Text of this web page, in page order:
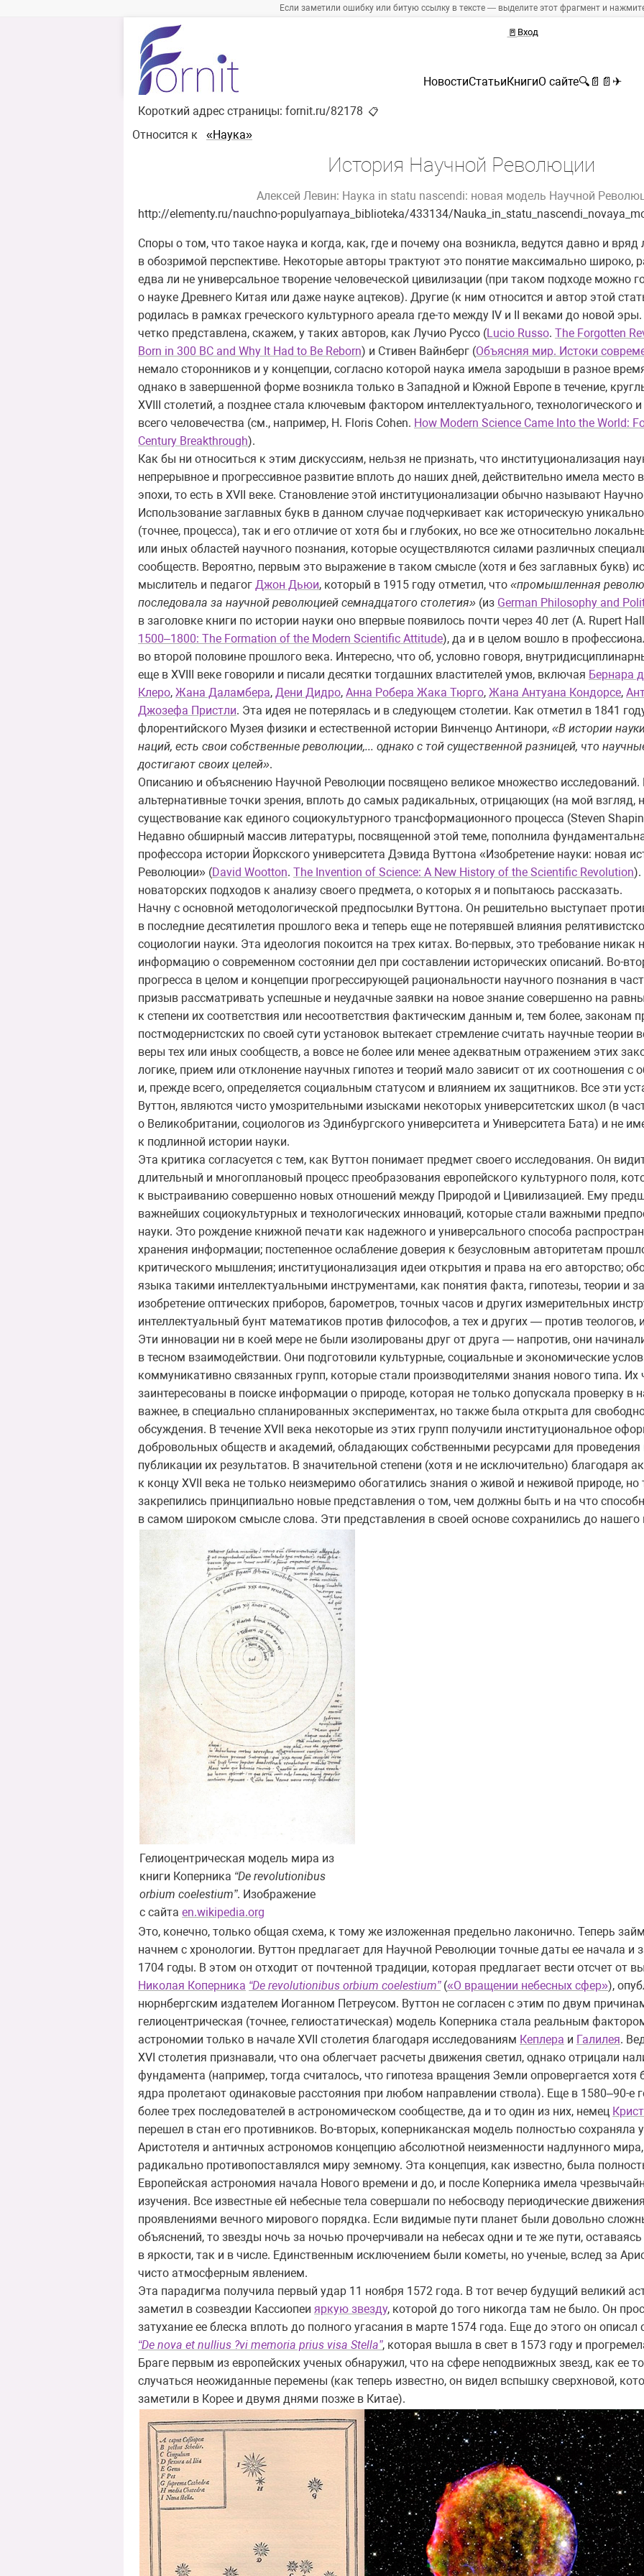
Если заметили ошибку или битую ссылку в тексте — выделите этот фрагмент и
🚪 Вход
НовостиСтатьиКнигиО сайте🔍 📄 📄 ✈
Короткий адрес страницы: fornit.ru/82178 📋
Относится к «Наука»
История Научной Революции
Алексей Левин: Наука in statu nascendi: новая модель Научной
http://elementy.ru/nauchno-populyarnaya_biblioteka/433134/
Споры о том, что такое наука и когда, как, где и почему она возникла, ведутся давно и вряд
в обозримой перспективе. Некоторые авторы трактуют это понятие максимально широко,
едва ли не универсальное творение человеческой цивилизации (при таком подходе можно
о науке Древнего Китая или даже науке ацтеков). Другие (к ним относится и автор этой
родилась в рамках греческого культурного ареала где-то между IV и II веками до новой
четко представлена, скажем, у таких авторов, как Лучио Руссо (Lucio Russo. The Forgotten
Born in 300 BC and Why It Had to Be Reborn) и Стивен Вайнберг (Объясняя мир. Истоки
немало сторонников и у концепции, согласно которой наука имела зародыши в разное
однако в завершенной форме возникла только в Западной и Южной Европе в течение,
XVIII столетий, а позднее стала ключевым фактором интеллектуального, технологического
всего человечества (см., например, H. Floris Cohen. How Modern Science Came Into the World:
Century Breakthrough).
Как бы ни относиться к этим дискуссиям, нельзя не признать, что институционализация
непрерывное и прогрессивное развитие вплоть до наших дней, действительно имела место
эпохи, то есть в XVII веке. Становление этой институционализации обычно называют
Использование заглавных букв в данном случае подчеркивает как историческую
(точнее, процесса), так и его отличие от хотя бы и глубоких, но все же относительно
или иных областей научного познания, которые осуществляются силами различных
сообществ. Вероятно, первым это выражение в таком смысле (хотя и без заглавных букв)
мыслитель и педагог Джон Дьюи, который в 1915 году отметил, что «промышленная
последовала за научной революцией семнадцатого столетия» (из German Philosophy and
в заголовке книги по истории науки оно впервые появилось почти через 40 лет (A. Rupert
1500–1800: The Formation of the Modern Scientific Attitude), да и в целом вошло в
во второй половине прошлого века. Интересно, что об, условно говоря,
еще в XVIII веке говорили и писали десятки тогдашних властителей умов, включая Бернара
Клеро, Жана Даламбера, Дени Дидро, Анна Робера Жака Тюрго, Жана Антуана Кондорсе,
Джозефа Пристли. Эта идея не потерялась и в следующем столетии. Как отметил в 1841
флорентийского Музея физики и естественной истории Винченцо Антинори, «В истории
наций, есть свои собственные революции,... однако с той существенной разницей, что
достигают своих целей».
Описанию и объяснению Научной Революции посвящено великое множество исследований.
альтернативные точки зрения, вплоть до самых радикальных, отрицающих (на мой взгляд,
существование как единого социокультурного трансформационного процесса (Steven
Недавно обширный массив литературы, посвященной этой теме, пополнила
профессора истории Йоркского университета Дэвида Вуттона «Изобретение науки: новая
Революции» (David Wootton. The Invention of Science: A New History of the Scientific Revolution).
новаторских подходов к анализу своего предмета, о которых я и попытаюсь рассказать.
Начну с основной методологической предпосылки Вуттона. Он решительно выступает
в последние десятилетия прошлого века и теперь еще не потерявшей влияния
социологии науки. Эта идеология покоится на трех китах. Во-первых, это требование никак
информацию о современном состоянии дел при составлении исторических описаний. Во-
прогресса в целом и концепции прогрессирующей рациональности научного познания в
призыв рассматривать успешные и неудачные заявки на новое знание совершенно на
к степени их соответствия или несоответствия фактическим данным и, тем более, законам
постмодернистских по своей сути установок вытекает стремление считать научные теории
веры тех или иных сообществ, а вовсе не более или менее адекватным отражением этих
логике, прием или отклонение научных гипотез и теорий мало зависит от их соотношения с
и, прежде всего, определяется социальным статусом и влиянием их защитников. Все эти
Вуттон, являются чисто умозрительными изысками некоторых университетских школ (в
о Великобритании, социологов из Эдинбургского университета и Университета Бата) и не
к подлинной истории науки.
Эта критика согласуется с тем, как Вуттон понимает предмет своего исследования. Он
длительный и многоплановый процесс преобразования европейского культурного поля,
к выстраиванию совершенно новых отношений между Природой и Цивилизацией. Ему
важнейших социокультурных и технологических инноваций, которые стали важными
науки. Это рождение книжной печати как надежного и универсального способа
хранения информации; постепенное ослабление доверия к безусловным авторитетам
критического мышления; институционализация идеи открытия и права на его авторство;
языка такими интеллектуальными инструментами, как понятия факта, гипотезы, теории и
изобретение оптических приборов, барометров, точных часов и других измерительных
интеллектуальный бунт математиков против философов, а тех и других — против теологов,
Эти инновации ни в коей мере не были изолированы друг от друга — напротив, они
в тесном взаимодействии. Они подготовили культурные, социальные и экономические
коммуникативно связанных групп, которые стали производителями знания нового типа.
заинтересованы в поиске информации о природе, которая не только допускала проверку в
важнее, в специально спланированных экспериментах, но также была открыта для
обсуждения. В течение XVII века некоторые из этих групп получили институциональное
добровольных обществ и академий, обладающих собственными ресурсами для проведения
публикации их результатов. В значительной степени (хотя и не исключительно) благодаря
к концу XVII века не только неизмеримо обогатились знания о живой и неживой природе, но
закрепились принципиально новые представления о том, чем должны быть и на что
в самом широком смысле слова. Эти представления в своей основе сохранились до нашего
Гелиоцентрическая модель мира из
книги Коперника “De revolutionibus
orbium coelestium”. Изображение
с сайта en.wikipedia.org
Это, конечно, только общая схема, к тому же изложенная предельно лаконично. Теперь
начнем с хронологии. Вуттон предлагает для Научной Революции точные даты ее начала и
1704 годы. В этом он отходит от почтенной традиции, которая предлагает вести отсчет от
Николая Коперника “De revolutionibus orbium coelestium”(«О вращении небесных сфер»),
нюрнбергским издателем Иоганном Петреусом. Вуттон не согласен с этим по двум
гелиоцентрическая (точнее, гелиостатическая) модель Коперника стала реальным
астрономии только в начале XVII столетия благодаря исследованиям Кеплера и Галилея.
XVI столетия признавали, что она облегчает расчеты движения светил, однако отрицали
фундамента (например, тогда считалось, что гипотеза вращения Земли опровергается
ядра пролетают одинаковые расстояния при любом направлении ствола). Еще в 1580–90-е
более трех последователей в астрономическом сообществе, да и то один из них, немец
перешел в стан его противников. Во-вторых, коперниканская модель полностью сохраняла
Аристотеля и античных астрономов концепцию абсолютной неизменности надлунного
радикально противопоставлялся миру земному. Эта концепция, как известно, была
Европейская астрономия начала Нового времени и до, и после Коперника имела
изучения. Все известные ей небесные тела совершали по небосводу периодические
проявлениями вечного мирового порядка. Если видимые пути планет были довольно
объяснений, то звезды ночь за ночью прочерчивали на небесах одни и те же пути,
в яркости, так и в числе. Единственным исключением были кометы, но ученые, вслед за
чисто атмосферным явлением.
Эта парадигма получила первый удар 11 ноября 1572 года. В тот вечер будущий великий
заметил в созвездии Кассиопеи яркую звезду, которой до того никогда там не было. Он
затухание ее блеска вплоть до полного угасания в марте 1574 года. Еще до этого он
“De nova et nullius ?vi memoria prius visa Stella”, которая вышла в свет в 1573 году и
Браге первым из европейских ученых обнаружил, что на сфере неподвижных звезд, как ее
случаться неожиданные перемены (как теперь известно, он видел вспышку сверхновой,
заметили в Корее и двумя днями позже в Китае).